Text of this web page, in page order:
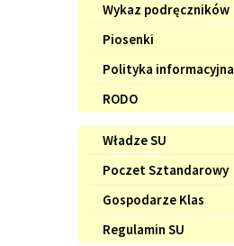
Wykaz podręczników
Piosenki
Polityka informacyjna
RODO
Samorząd
Władze SU
Poczet Sztandarowy
Gospodarze Klas
Regulamin SU